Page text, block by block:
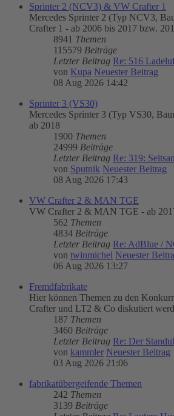
Sprinter 2 (NCV3) & VW Crafter 1
Mercedes Sprinter 2 (Typ NCV3,
Crafter 1 - ab 2006 bis 2017 bzw.
8941 Themen
115579 Beiträge
Letzter Beitrag Re: 516
von Kupa Neuester Beitrag
08 Aug 2026 14:42
Sprinter 3 (VS30)
Mercedes Sprinter 3 (Typ VS30,
ab 2018
1900 Themen
24999 Beiträge
Letzter Beitrag Re: 319:
von Sputnik Neuester Beitrag
08 Aug 2026 17:43
VW Crafter 2 & MAN TGE
VW Crafter 2 & MAN TGE - ab
562 Themen
4834 Beiträge
Letzter Beitrag Re: AdBlue /
von twinmichel Neuester
06 Aug 2026 13:27
Fremdfabrikate
Hier können Themen zu den
Crafter und LT2 & Co diskutiert
187 Themen
3460 Beiträge
Letzter Beitrag Re: Der
von kammler Neuester Beitrag
03 Aug 2026 21:06
fabrikatübergeifende Themen
242 Themen
3139 Beiträge